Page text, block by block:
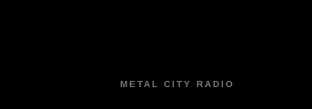
METAL CITY RADIO